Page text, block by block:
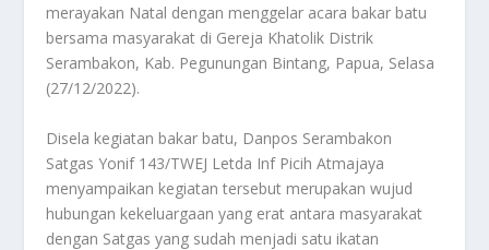
merayakan Natal dengan menggelar acara bakar batu
bersama masyarakat di Gereja Khatolik Distrik
Serambakon, Kab. Pegunungan Bintang, Papua, Selasa
(27/12/2022).
Disela kegiatan bakar batu, Danpos Serambakon
Satgas Yonif 143/TWEJ Letda Inf Picih Atmajaya
menyampaikan kegiatan tersebut merupakan wujud
hubungan kekeluargaan yang erat antara masyarakat
dengan Satgas yang sudah menjadi satu ikatan